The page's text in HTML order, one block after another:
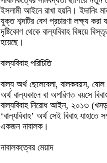
ইসলামী আইনে রাখা হয়নি। ইদানিং
যুক্ত শব্দটির বেশ প্রচারণা লক্ষ্য
দৃষ্টিকোণ থেকে বাল্যবিবাহ বিষয়ে
হয়েছে।
বাল্যবিবাহ পরিচিতি
বাল্য অর্থ ছেলেবেলা, বালকবয়স,
অর্থ বাল্যকালে বা অপরিণত বয়সে
বাল্যবিবাহ নিরোধ আইন, ২০১৩
‘বাল্যবিবাহ’ অর্থ সেই বিবাহ
একজন নাবালক।
নাবালকত্বের মেয়াদ